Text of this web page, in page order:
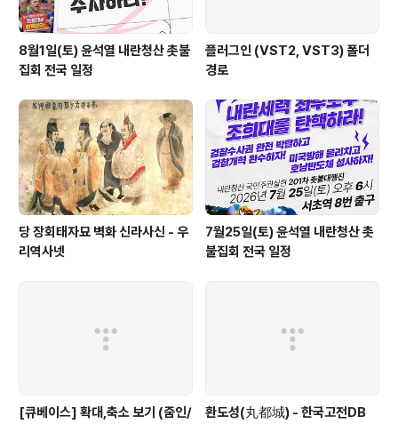
8월1일(토) 윤석열 내란청산 촛불
집회 전국 일정
플러그인 (VST2, VST3) 폴더
경로
당 장회태자묘 벽화 신라사신 - 우
리역사넷
7월25일(토) 윤석열 내란청산 촛
불집회 전국 일정
[큐베이스] 확대,축소 보기 (줌인/
환도성(丸都城) - 한국고전DB